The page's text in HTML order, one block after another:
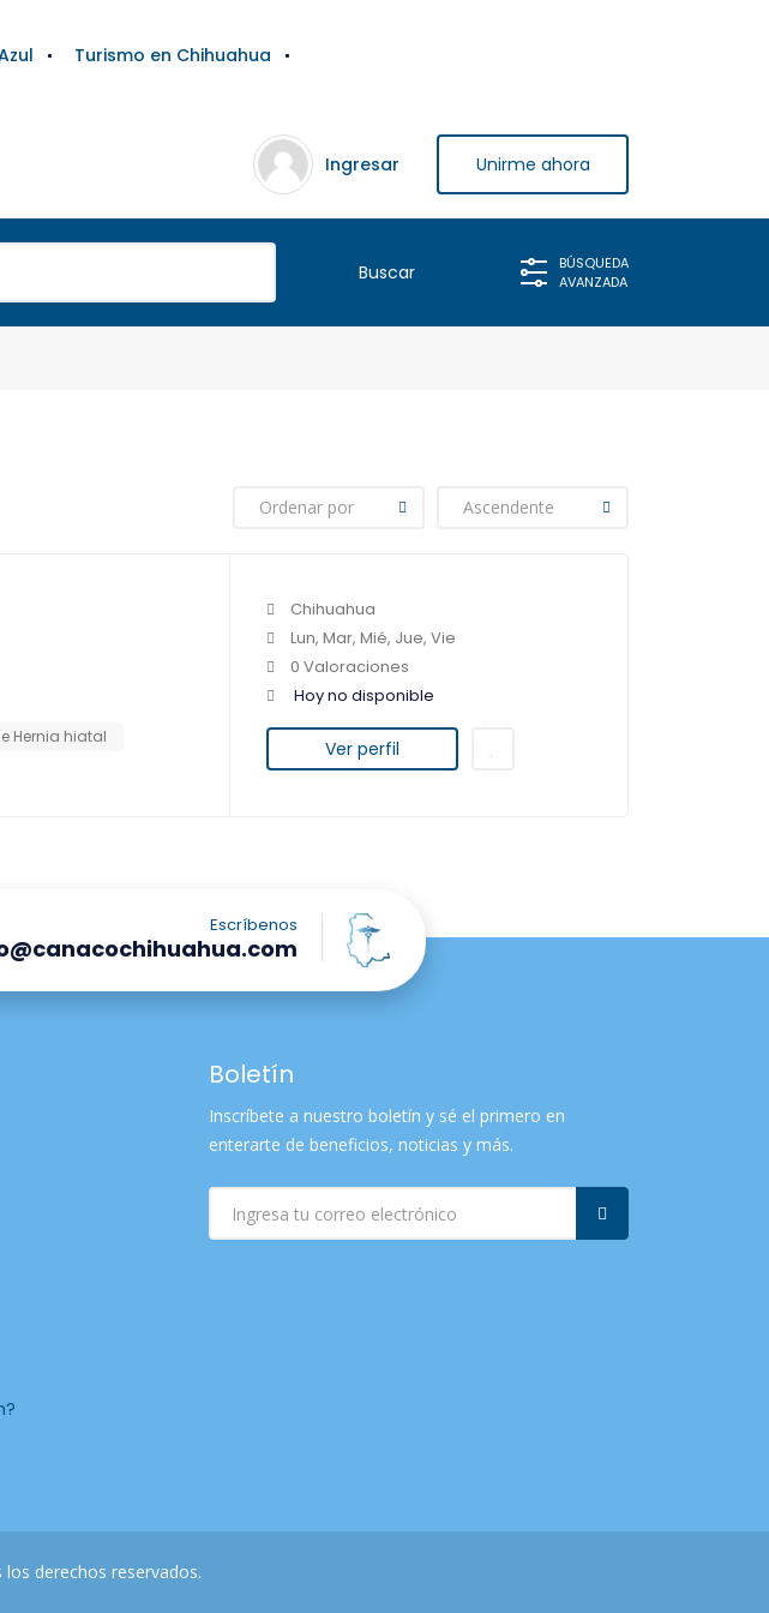
Turismo en Chihuahua
Ingresar Unirme ahora
BÚSQUEDA
AVANZADA
Hernia hiatal
Chihuahua
Lun, Mar, Mié, Jue, Vie
0 Valoraciones
Hoy no disponible
Ver perfil
Escríbenos
Boletín
Inscríbete a nuestro boletín y sé el primero en
enterarte de beneficios, noticias y más.
derechos reservados.